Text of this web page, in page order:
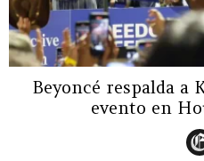
Beyoncé respalda a
evento en